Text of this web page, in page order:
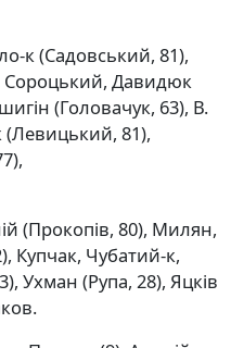
к (Садовський, 81),
Сороцький, Давидюк
(Головачук, 63), В.
(Левицький, 81),
(Прокопів, 80), Милян,
Купчак, Чубатий-к,
Ухман (Рупа, 28), Яцків